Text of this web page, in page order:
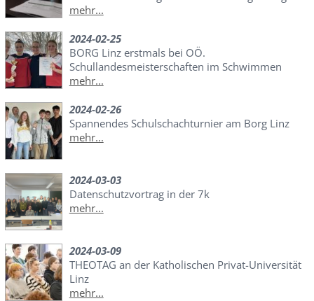
mehr...
2024-02-25
BORG Linz erstmals bei OÖ.
Schullandesmeisterschaften im Schwimmen
mehr...
2024-02-26
Spannendes Schulschachturnier am Borg Linz
mehr...
2024-03-03
Datenschutzvortrag in der 7k
mehr...
2024-03-09
THEOTAG an der Katholischen Privat-Universität
Linz
mehr...